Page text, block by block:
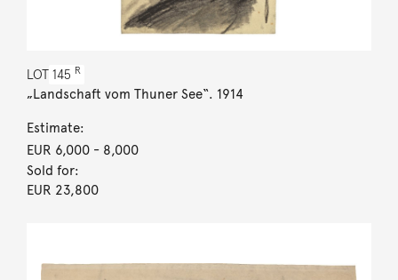
LOT 145 R
„Landschaft vom Thuner See“. 1914
Estimate:
EUR 6,000- 8,000
Sold for:
EUR 23,800